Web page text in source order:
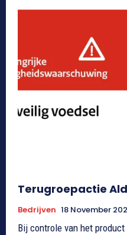
Terugroepactie
Bedrijven 18 November
Bij controle van het